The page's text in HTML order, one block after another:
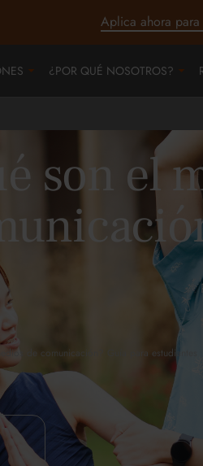
Aplica ahora
¿POR QUÉ NOSOTROS?
son el
de comunicación? Guía para estudiantes
Key takeaways: